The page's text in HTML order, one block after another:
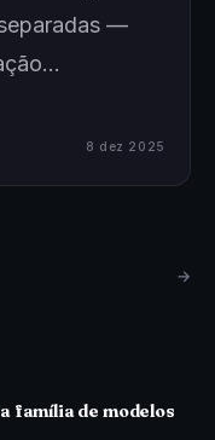
—
8 dez 2025
→
família de modelos